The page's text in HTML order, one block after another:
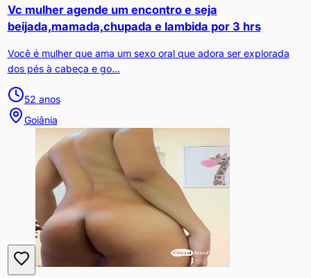
Vc mulher agende um encontro e seja
beijada,mamada,chupada e lambida por 3 hrs
Você é mulher que ama um sexo oral que adora ser explorada
dos pés à cabeça e go...
52 anos
Goiânia